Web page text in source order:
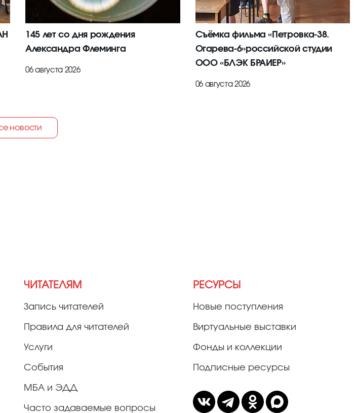
145 лет со дня рождения
Александра Флеминга
06 августа 2026
Съёмка фильма «Петровка-38.
Огарева-6»российской студии
ООО «БЛЭК БРАИЕР»
06 августа 2026
новости
ЧИТАТЕЛЯМ
Запись читателей
Правила для читателей
Услуги
События
МБА и ЭДД
Часто задаваемые вопросы
РЕСУРСЫ
Новые поступления
Виртуальные выставки
Фонды и коллекции
Подписные ресурсы